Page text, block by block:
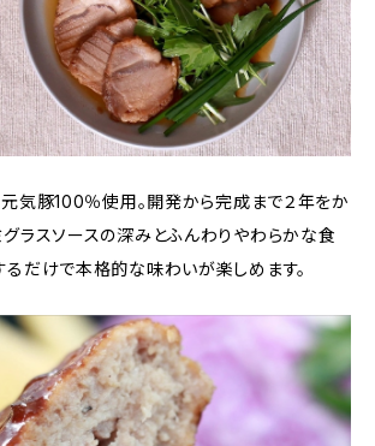
元気豚100％使用。開発から完成まで２年をか
グラスソースの深みとふんわりやわらかな食
るだけで本格的な味わいが楽しめます。